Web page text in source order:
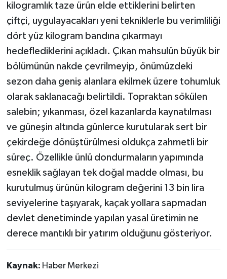
kilogramlık taze ürün elde ettiklerini belirten
çiftçi, uygulayacakları yeni tekniklerle bu verimliliği
dört yüz kilogram bandına çıkarmayı
hedeflediklerini açıkladı. Çıkan mahsulün büyük bir
bölümünün nakde çevrilmeyip, önümüzdeki
sezon daha geniş alanlara ekilmek üzere tohumluk
olarak saklanacağı belirtildi. Topraktan sökülen
salebin; yıkanması, özel kazanlarda kaynatılması
ve güneşin altında günlerce kurutularak sert bir
çekirdeğe dönüştürülmesi oldukça zahmetli bir
süreç. Özellikle ünlü dondurmaların yapımında
esneklik sağlayan tek doğal madde olması, bu
kurutulmuş ürünün kilogram değerini 13 bin lira
seviyelerine taşıyarak, kaçak yollara sapmadan
devlet denetiminde yapılan yasal üretimin ne
derece mantıklı bir yatırım olduğunu gösteriyor.
Kaynak: Haber Merkezi